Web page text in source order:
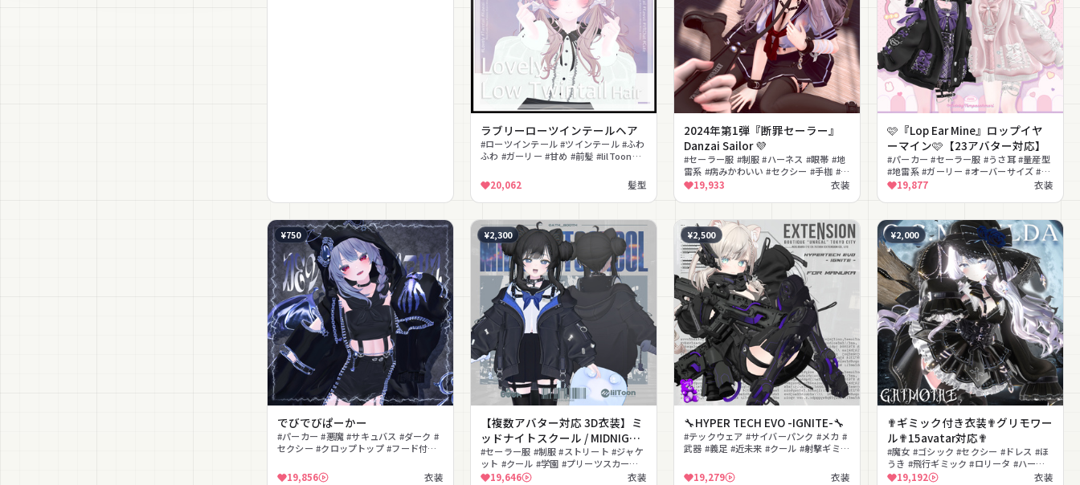
ラブリーローツインテールヘア
#ローツインテール #ツインテール #ふわ
ふわ #ガーリー #甘め #前髪 #lilToon対
20,062
髪型
2024年第1弾『断罪セーラー』
Danzai Sailor 💜
#セーラー服 #制服 #ハーネス #眼帯 #地
雷系 #病みかわいい #セクシー #手枷 #ロ
ーファー #ダーク
19,933 衣装
🩷『Lop Ear Mine』ロップイヤ
ーマイン🩷【23アバター対応】
#パーカー #セーラー服 #うさ耳 #量産型
#地雷系 #ガーリー #オーバーサイズ #ブ
ラウス #スカート #リュック
19,877 衣装
¥750
でびでびぱーかー
#パーカー #悪魔 #サキュバス #ダーク #
セクシー #クロップトップ #フード付き
19,856
衣装
¥2,300
【複数アバター対応 3D衣装】ミ
ッドナイトスクール / MIDNIGHT
SCHOOL
#セーラー服 #制服 #ストリート #ジャケ
ット #クール #学園 #プリーツスカート #
ニーハイ #ハーネス #ガーター
19,646 衣装
¥2,500
🔧HYPER TECH EVO -IGNITE-🔧
#テックウェア #サイバーパンク #メカ #
武器 #義足 #近未来 #クール #射撃ギミッ
19,279
衣装
¥2,000
✟ギミック付き衣装✟グリモワー
ル✟15avatar対応✟
#魔女 #ゴシック #セクシー #ドレス #ほ
うき #飛行ギミック #ロリータ #ハーネ
ス #ランタン #コルセット
19,192 衣装